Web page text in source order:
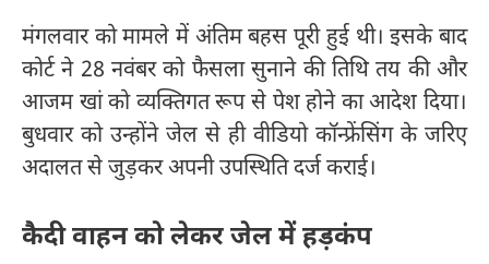
मंगलवार को मामले में अंतिम बहस पूरी हुई थी। इसके बाद
कोर्ट ने 28 नवंबर को फैसला सुनाने की तिथि तय की और
आजम खां को व्यक्तिगत रूप से पेश होने का आदेश दिया।
बुधवार को उन्होंने जेल से ही वीडियो कॉन्फ्रेंसिंग के जरिए
अदालत से जुड़कर अपनी उपस्थिति दर्ज कराई।
कैदी वाहन को लेकर जेल में हड़कंप